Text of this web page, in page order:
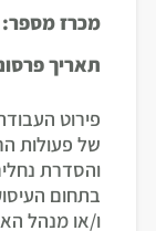
מכרז מספר:
תאריך
פירוט
של פעולות
והסדרת
בתחום
ו/או מנהל